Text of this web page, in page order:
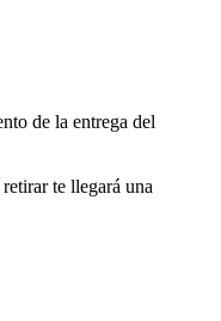
de la entrega del
te llegará una